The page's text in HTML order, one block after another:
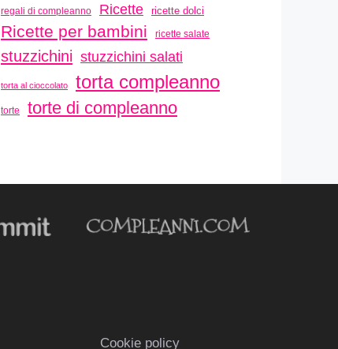
regali di compleanno Ricette ricette dolci
Ricette per bambini ricette salate
stuzzichini stuzzichini salati
torta al cioccolato torta compleanno
torte torte di compleanno
Cookie policy